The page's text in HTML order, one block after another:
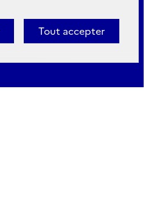
Tout accepter